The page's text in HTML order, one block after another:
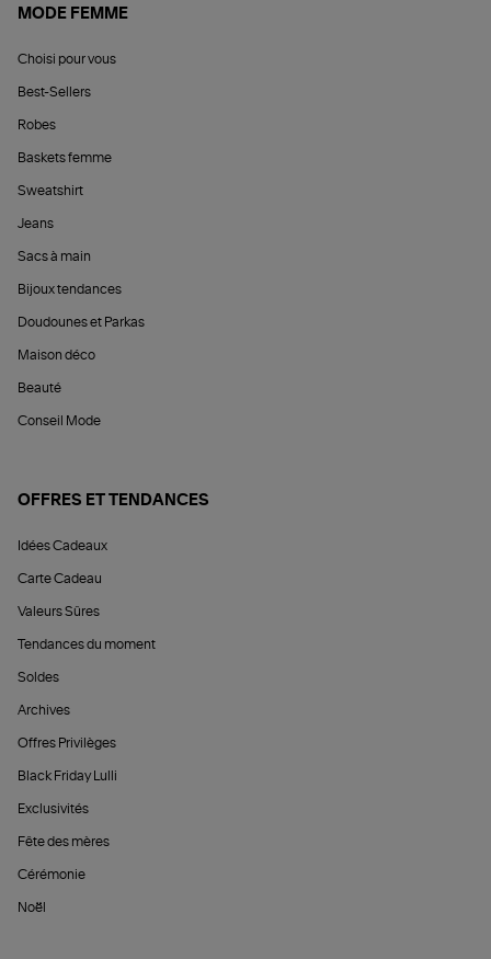
MODE FEMME
Choisi pour vous
Best-Sellers
Robes
Baskets femme
Sweatshirt
Jeans
Sacs à main
Bijoux tendances
Doudounes et Parkas
Maison déco
Beauté
Conseil Mode
OFFRES ET TENDANCES
Idées Cadeaux
Carte Cadeau
Valeurs Sûres
Tendances du moment
Soldes
Archives
Offres Privilèges
Black Friday Lulli
Exclusivités
Fête des mères
Cérémonie
Noël